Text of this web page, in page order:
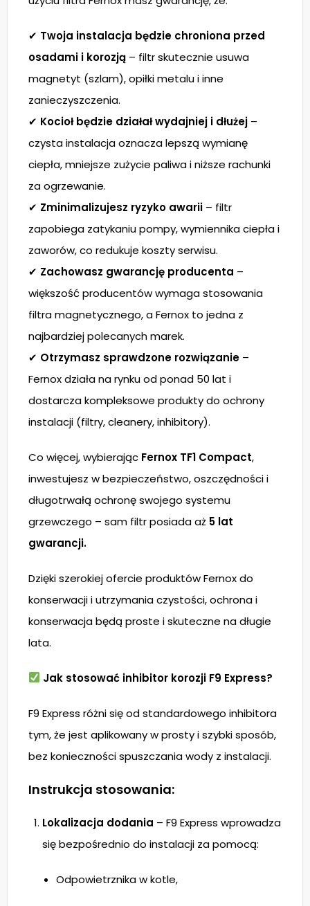
✔ Twoja instalacja będzie chroniona przed
osadami i korozją – filtr skutecznie usuwa
magnetyt (szlam), opiłki metalu i inne
zanieczyszczenia.
✔ Kocioł będzie działał wydajniej i dłużej –
czysta instalacja oznacza lepszą wymianę
ciepła, mniejsze zużycie paliwa i niższe rachunki
za ogrzewanie.
✔ Zminimalizujesz ryzyko awarii – filtr
zapobiega zatykaniu pompy, wymiennika ciepła i
zaworów, co redukuje koszty serwisu.
✔ Zachowasz gwarancję producenta –
większość producentów wymaga stosowania
filtra magnetycznego, a Fernox to jedna z
najbardziej polecanych marek.
✔ Otrzymasz sprawdzone rozwiązanie –
Fernox działa na rynku od ponad 50 lat i
dostarcza kompleksowe produkty do ochrony
instalacji (filtry, cleanery, inhibitory).
Co więcej, wybierając Fernox TF1 Compact,
inwestujesz w bezpieczeństwo, oszczędności i
długotrwałą ochronę swojego systemu
grzewczego – sam filtr posiada aż 5 lat
gwarancji.
Dzięki szerokiej ofercie produktów Fernox do
konserwacji i utrzymania czystości, ochrona i
konserwacja będą proste i skuteczne na długie
lata.
Jak stosować inhibitor korozji F9 Express?
F9 Express różni się od standardowego inhibitora
tym, że jest aplikowany w prosty i szybki sposób,
bez konieczności spuszczania wody z instalacji.
Instrukcja stosowania:
Lokalizacja dodania – F9 Express wprowadza
się bezpośrednio do instalacji za pomocą:
Odpowietrznika w kotle,